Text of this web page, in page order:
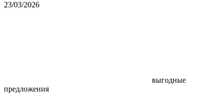
23/03/2026
выгодные
предложения